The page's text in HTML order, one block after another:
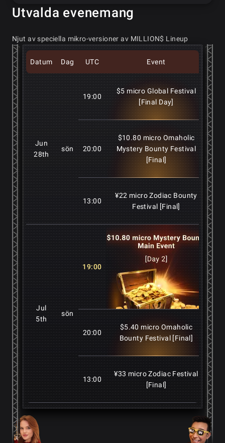
Utvalda evenemang
Njut av speciella mikro-versioner av MILLION$ Lineup
Datum Dag UTC Event
Jun
28th
sön
19:00
$5 micro Global Festival
[Final Day]
20:00
$10.80 micro Omaholic
Mystery Bounty Festival
[Final]
13:00
¥22 micro Zodiac Bounty
Festival [Final]
Jul
5th
sön
19:00
20:00
$5.40 micro Omaholic
Bounty Festival [Final]
13:00
¥33 micro Zodiac Festival
[Final]